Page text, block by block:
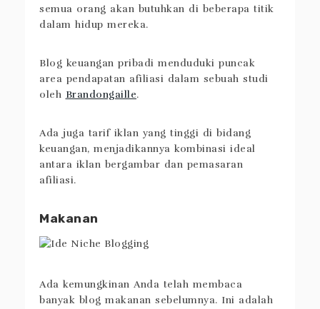
semua orang akan butuhkan di beberapa titik
dalam hidup mereka.
Blog keuangan pribadi menduduki puncak
area pendapatan afiliasi dalam sebuah studi
oleh Brandongaille.
Ada juga tarif iklan yang tinggi di bidang
keuangan, menjadikannya kombinasi ideal
antara iklan bergambar dan pemasaran
afiliasi.
Makanan
Ada kemungkinan Anda telah membaca
banyak blog makanan sebelumnya. Ini adalah